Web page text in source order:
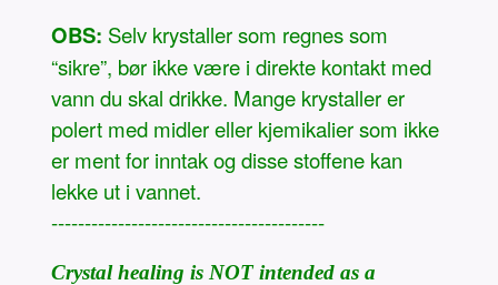
OBS: Selv krystaller som regnes som
“sikre”, bør ikke være i direkte kontakt med
vann du skal drikke. Mange krystaller er
polert med midler eller kjemikalier som ikke
er ment for inntak og disse stoffene kan
lekke ut i vannet.
-----------------------------------------
Crystal healing is NOT intended as a